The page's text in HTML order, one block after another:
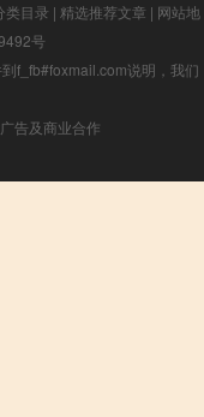
类目录 | 精选推荐文章 | 网站地
号
f_fb#foxmail.com说明，我们
告及商业合作